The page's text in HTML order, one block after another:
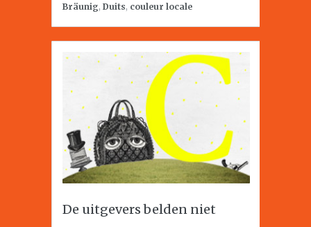
Bräunig, Duits, couleur locale
De uitgevers belden niet